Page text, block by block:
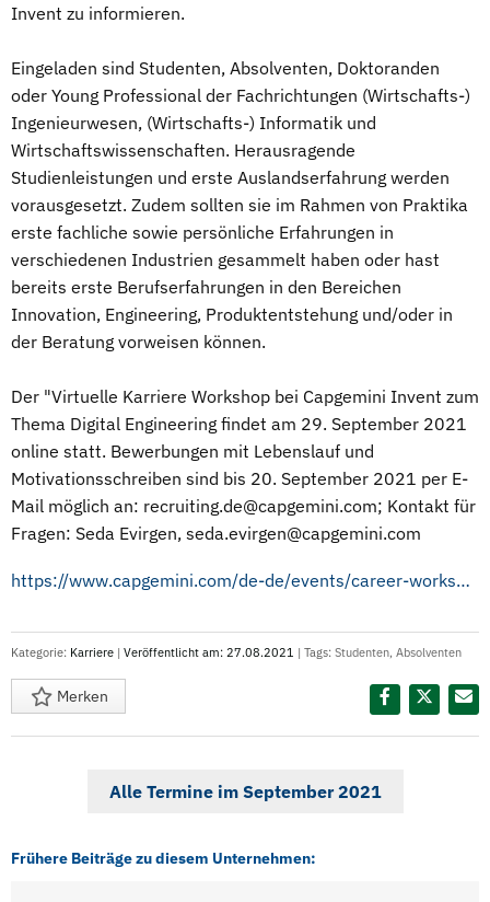
Invent zu informieren.
Eingeladen sind Studenten, Absolventen, Doktoranden
oder Young Professional der Fachrichtungen (Wirtschafts-)
Ingenieurwesen, (Wirtschafts-) Informatik und
Wirtschaftswissenschaften. Herausragende
Studienleistungen und erste Auslandserfahrung werden
vorausgesetzt. Zudem sollten sie im Rahmen von Praktika
erste fachliche sowie persönliche Erfahrungen in
verschiedenen Industrien gesammelt haben oder hast
bereits erste Berufserfahrungen in den Bereichen
Innovation, Engineering, Produktentstehung und/oder in
der Beratung vorweisen können.
Der "Virtuelle Karriere Workshop bei Capgemini Invent zum
Thema Digital Engineering findet am 29. September 2021
online statt. Bewerbungen mit Lebenslauf und
Motivationsschreiben sind bis 20. September 2021 per E-
Mail möglich an: recruiting.de@capgemini.com; Kontakt für
Fragen: Seda Evirgen, seda.evirgen@capgemini.com
https://www.capgemini.com/de-de/events/career-workshop-ace-your-future-in-digital-engineering-2/
Kategorie: Karriere | Veröffentlicht am: 27.08.2021 | Tags: Studenten, Absolventen
Merken
Alle Termine im September 2021
Frühere Beiträge zu diesem Unternehmen: